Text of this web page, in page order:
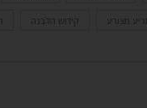
מצורע קידוש הלבנה